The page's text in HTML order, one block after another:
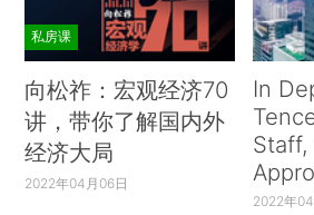
私房课
向松祚：宏观经济70
讲，带你了解国内外
经济大局
2022年04月06日
In
Staff,
2022年